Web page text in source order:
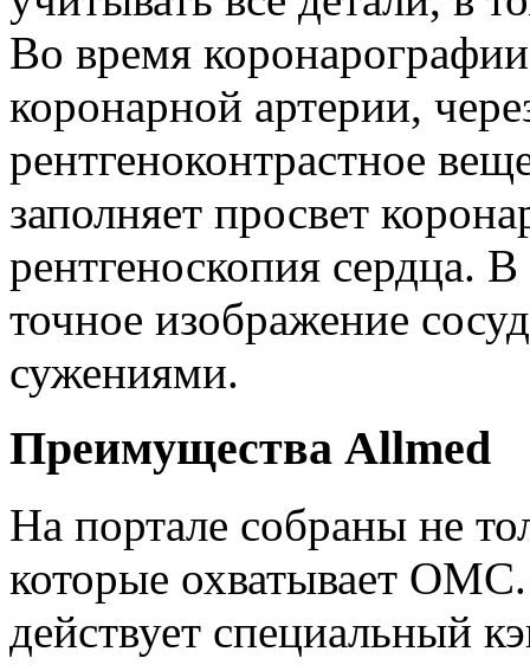
Во время
коронарной артерии,
рентгеноконтрастное
заполняет просвет
рентгеноскопия сердца.
точное изображение
сужениями.
Преимущества Allmed
На портале собраны не
которые охватывает
действует специальный